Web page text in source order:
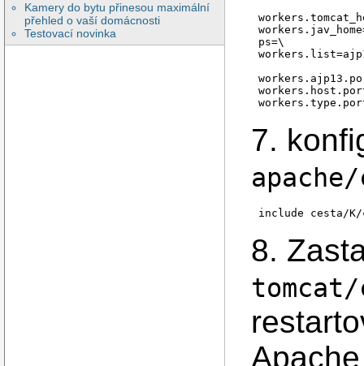
Kamery do bytu přinesou maximální
přehled o vaší domácnosti
Testovací novinka
ps=\
7.
8.
Apache